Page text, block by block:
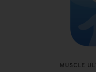
MUSCLE